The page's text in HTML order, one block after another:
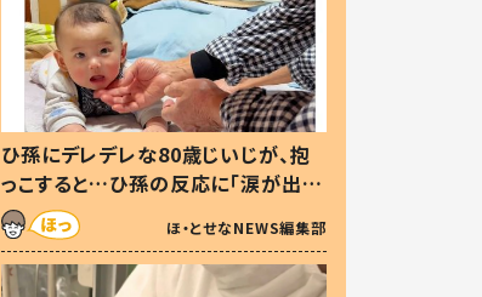
ひ孫にデレデレな80歳じいじが、抱
っこすると…ひ孫の反応に「涙が出ま
した」「可愛くて仕方ない」
ほ・とせなNEWS編集部